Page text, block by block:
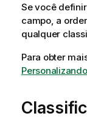
Se você
campo, a
qualquer
Para obter